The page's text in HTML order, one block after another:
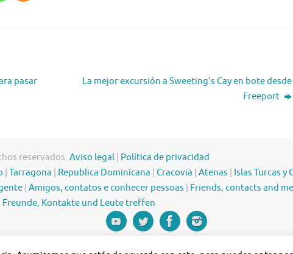
pasar
La mejor excursión a Sweeting’s Cay en bote desde
Freeport
reservados. Aviso legal | Política de privacidad
| Tarragona | Republica Dominicana | Cracovia | Atenas | Islas Turcas y
| Amigos, contatos e conhecer pessoas | Friends, contacts and
Freunde, Kontakte und Leute treffen